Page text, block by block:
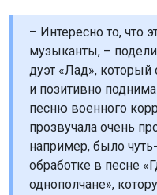
– Интересно то, что
музыканты, –
дуэт «Лад»,
и позитивно
песню военного
прозвучала очень
например, было
обработке в песне
однополчане»,